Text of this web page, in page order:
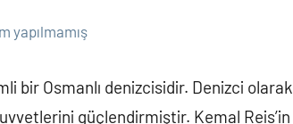
yapılmamış
bir Osmanlı denizcisidir. Denizci olarak
güçlendirmiştir. Kemal Reis’in